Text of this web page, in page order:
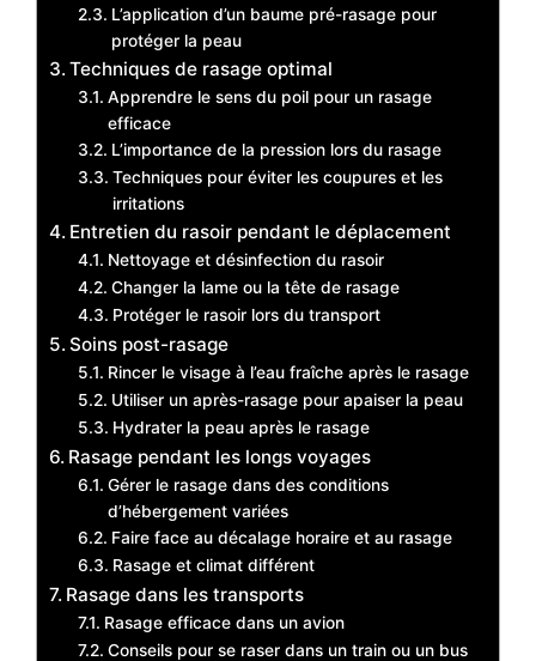
L’application d’un baume pré-rasage pour
protéger la peau
Techniques de rasage optimal
Apprendre le sens du poil pour un rasage
efficace
L’importance de la pression lors du rasage
Techniques pour éviter les coupures et les
irritations
Entretien du rasoir pendant le déplacement
Nettoyage et désinfection du rasoir
Changer la lame ou la tête de rasage
Protéger le rasoir lors du transport
Soins post-rasage
Rincer le visage à l’eau fraîche après le rasage
Utiliser un après-rasage pour apaiser la peau
Hydrater la peau après le rasage
Rasage pendant les longs voyages
Gérer le rasage dans des conditions
d’hébergement variées
Faire face au décalage horaire et au rasage
Rasage et climat différent
Rasage dans les transports
Rasage efficace dans un avion
Conseils pour se raser dans un train ou un bus